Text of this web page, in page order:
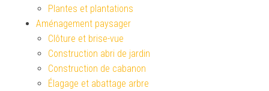
Plantes et plantations
Aménagement paysager
Clôture et brise-vue
Construction abri de jardin
Construction de cabanon
Élagage et abattage arbre